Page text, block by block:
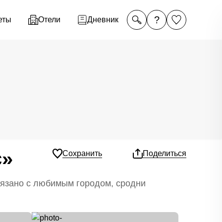
Отели Дневник ?
Сохранить Поделиться
с любимым городом, сродни